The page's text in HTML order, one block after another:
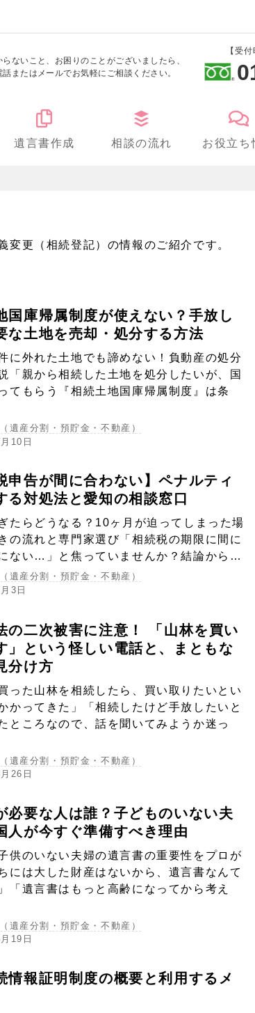
らないこと、お困りのことがございましたら、
話またはメールでお気軽にご相談ください。
【受
遺言書作成 相談の流れ お役立ち
更（相続登記）の情報のご紹介です。
国庫帰属制度が使えない？手放し
な土地を売却・処分する方法
に外れた土地でも諦めない！負動産の処分
「親から相続した土地を処分したいが、国
てもらう『相続土地国庫帰属制度』は条
遺産分割・預貯金・不動産）
10日
申告が間に合わない】ペナルティ
る対処法と愛知の相談窓口
たらどうなる？10ヶ月が迫ってしまった場
の流れと専門家選び「相続税の期限に間に
ない…」と焦っていませんか？結論から…
遺産分割・預貯金・不動産）
3日
の二次被害に注意！ 「山林を買い
」という怪しい電話と、まともな
分け方
った山林を相続したら、買い取りたいとい
かってきた」「相続したけど手放したいと
ところなので、話を聞いてみようか迷っ
遺産分割・預貯金・不動産）
26日
必要な人は誰？子どものいない夫
人が今すぐ準備すべき理由
供のいない夫婦の遺言書の重要性をプロが
には大した財産はないから、遺言書なんて
「遺言書はもっと高齢になってから考え
遺産分割・預貯金・不動産）
19日
情報証明制度の概要と利用するメ